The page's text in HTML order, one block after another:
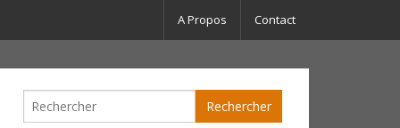
A Propos Contact